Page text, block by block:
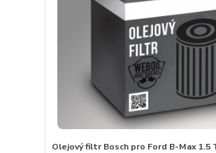
Olejový filtr Bosch pro Ford B-Max 1.5